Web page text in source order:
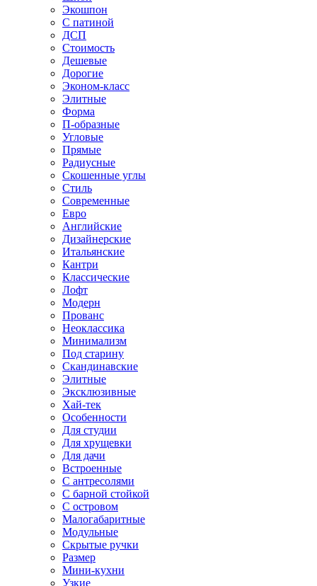
Экошпон
С патиной
ДСП
Стоимость
Дешевые
Дорогие
Эконом-класс
Элитные
Форма
П-образные
Угловые
Прямые
Радиусные
Скошенные углы
Стиль
Современные
Евро
Английские
Дизайнерские
Итальянские
Кантри
Классические
Лофт
Модерн
Прованс
Неоклассика
Минимализм
Под старину
Скандинавские
Элитные
Эксклюзивные
Хай-тек
Особенности
Для студии
Для хрущевки
Для дачи
Встроенные
С антресолями
С барной стойкой
С островом
Малогабаритные
Модульные
Скрытые ручки
Размер
Мини-кухни
Узкие